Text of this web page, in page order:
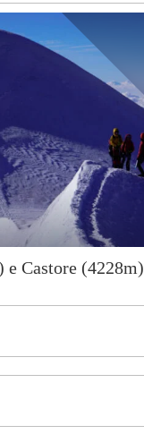
e Castore (4228m)